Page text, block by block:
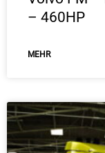
– 460HP
ΜEHR